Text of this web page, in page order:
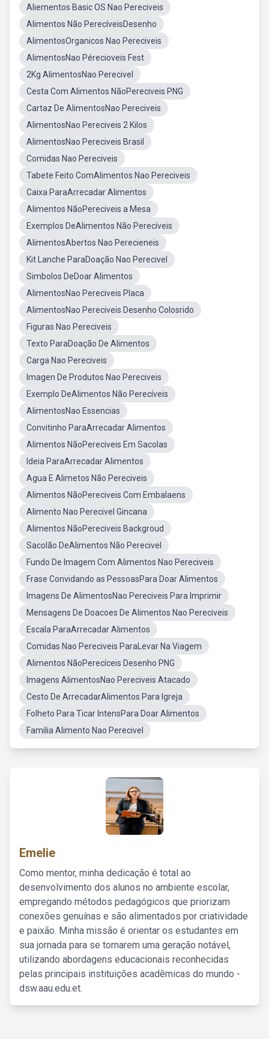
Aliementos Basic OS Nao Pereciveis
Alimentos Não PerecíveisDesenho
AlimentosOrganicos Nao Pereciveis
AlimentosNao Pérecioveis Fest
2Kg AlimentosNao Perecivel
Cesta Com Alimentos NãoPereciveis PNG
Cartaz De AlimentosNao Pereciveis
AlimentosNao Pereciveis 2 Kilos
AlimentosNao Pereciveis Brasil
Comidas Nao Pereciveis
Tabete Feito ComAlimentos Nao Pereciveis
Caixa ParaArrecadar Alimentos
Alimentos NãoPereciveis a Mesa
Exemplos DeAlimentos Não Perecíveis
AlimentosAbertos Nao Perecieneis
Kit Lanche ParaDoação Nao Perecivel
Simbolos DeDoar Alimentos
AlimentosNao Pereciveis Placa
AlimentosNao Pereciveis Desenho Colosrido
Figuras Nao Pereciveis
Texto ParaDoação De Alimentos
Carga Nao Pereciveis
Imagen De Produtos Nao Pereciveis
Exemplo DeAlimentos Não Perecíveis
AlimentosNao Essencias
Convitinho ParaArrecadar Alimentos
Alimentos NãoPereciveis Em Sacolas
Ideia ParaArrecadar Alimentos
Agua E Alimetos Não Pereciveis
Alimentos NãoPereciveis Com Embalaens
Alimento Nao Perecivel Gincana
Alimentos NãoPereciveis Backgroud
Sacolão DeAlimentos Não Perecivel
Fundo De Imagem Com Alimentos Nao Pereciveis
Frase Convidando as PessoasPara Doar Alimentos
Imagens De AlimentosNao Pereciveis Para Imprimir
Mensagens De Doacoes De Alimentos Nao Pereciveis
Escala ParaArrecadar Alimentos
Comidas Nao Pereciveis ParaLevar Na Viagem
Alimentos NãoPerecíceis Desenho PNG
Imagens AlimentosNao Pereciveis Atacado
Cesto De ArrecadarAlimentos Para Igreja
Folheto Para Ticar IntensPara Doar Alimentos
Familia Alimento Nao Perecivel
Emelie
Como mentor, minha dedicação é total ao
desenvolvimento dos alunos no ambiente escolar,
empregando métodos pedagógicos que priorizam
conexões genuínas e são alimentados por criatividade
e paixão. Minha missão é orientar os estudantes em
sua jornada para se tornarem uma geração notável,
utilizando abordagens educacionais reconhecidas
pelas principais instituições acadêmicas do mundo -
dsw.aau.edu.et.